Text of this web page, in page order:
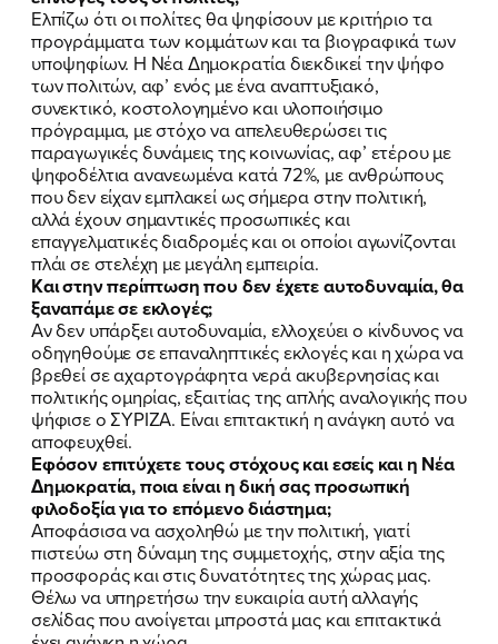
ΠΟΙΑ ΕΙΜΑΙ
ΕΡΓΟ
ΕΚΔΗΛΩΣΕΙΣ
ΝΕΑ
ΕΛΑ ΚΙ ΕΣΥ
FB IN TW YT LN VB TIKTOK
Ελπίζω ότι οι πολίτες θα ψηφίσουν με κριτήριο τα
προγράμματα των κομμάτων και τα βιογραφικά των
υποψηφίων. Η Νέα Δημοκρατία διεκδικεί την ψήφο
των πολιτών, αφ’ ενός με ένα αναπτυξιακό,
συνεκτικό, κοστολογημένο και υλοποιήσιμο
πρόγραμμα, με στόχο να απελευθερώσει τις
παραγωγικές δυνάμεις της κοινωνίας, αφ’ ετέρου με
ψηφοδέλτια ανανεωμένα κατά 72%, με ανθρώπους
που δεν είχαν εμπλακεί ως σήμερα στην πολιτική,
αλλά έχουν σημαντικές προσωπικές και
επαγγελματικές διαδρομές και οι οποίοι αγωνίζονται
πλάι σε στελέχη με μεγάλη εμπειρία.
Και στην περίπτωση που δεν έχετε αυτοδυναμία, θα
ξαναπάμε σε εκλογές;
Αν δεν υπάρξει αυτοδυναμία, ελλοχεύει ο κίνδυνος να
οδηγηθούμε σε επαναληπτικές εκλογές και η χώρα να
βρεθεί σε αχαρτογράφητα νερά ακυβερνησίας και
πολιτικής ομηρίας, εξαιτίας της απλής αναλογικής που
ψήφισε ο ΣΥΡΙΖΑ. Είναι επιτακτική η ανάγκη αυτό να
αποφευχθεί.
Εφόσον επιτύχετε τους στόχους και εσείς και η Νέα
Δημοκρατία, ποια είναι η δική σας προσωπική
φιλοδοξία για το επόμενο διάστημα;
Αποφάσισα να ασχοληθώ με την πολιτική, γιατί
πιστεύω στη δύναμη της συμμετοχής, στην αξία της
προσφοράς και στις δυνατότητες της χώρας μας.
Θέλω να υπηρετήσω την ευκαιρία αυτή αλλαγής
σελίδας που ανοίγεται μπροστά μας και επιτακτικά